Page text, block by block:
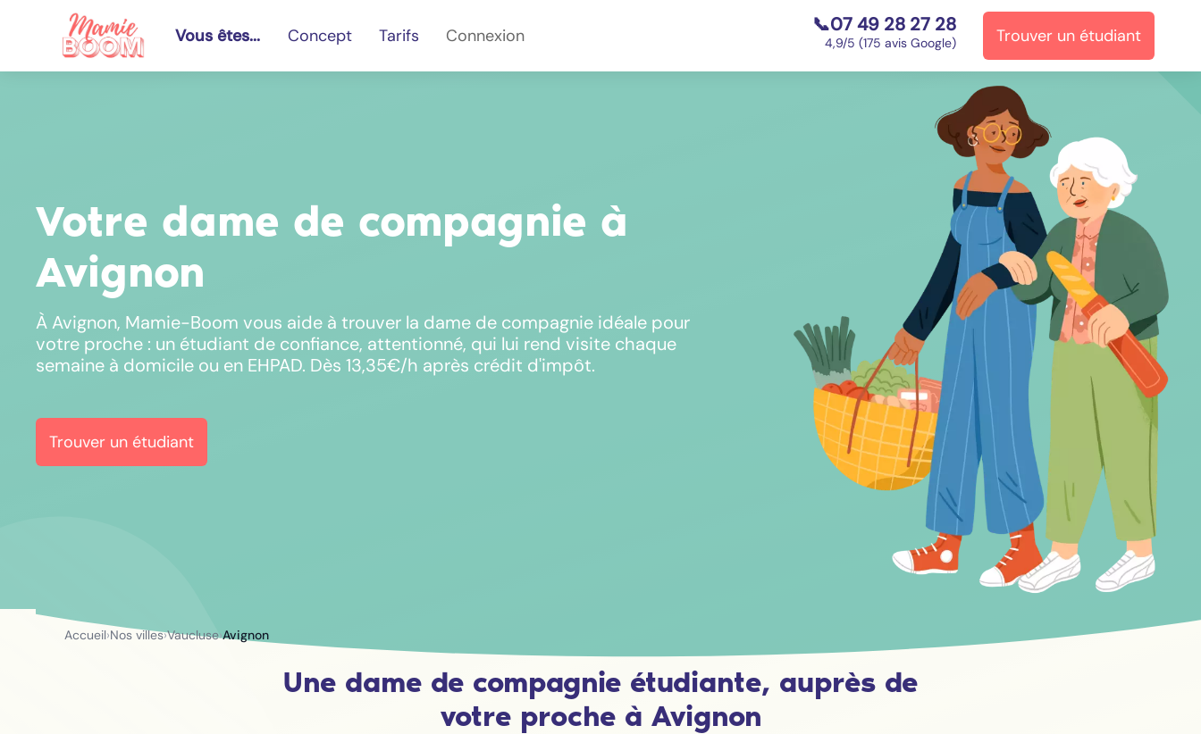
Vous êtes... Concept Tarifs Connexion 📞07 49 28 27 28
4,9/5 (175 avis Google) Trouver un étudiant
Votre dame de compagnie à
Avignon
À Avignon, Mamie-Boom vous aide à trouver la dame de compagnie idéale pour
votre proche : un étudiant de confiance, attentionné, qui lui rend visite chaque
semaine à domicile ou en EHPAD. Dès 13,35€/h après crédit d'impôt.
Trouver un étudiant
Accueil›Nos villes›Vaucluse›Avignon
Une dame de compagnie étudiante, auprès de
votre proche à Avignon